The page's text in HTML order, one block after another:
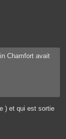
Chamfort avait
) et qui est sortie